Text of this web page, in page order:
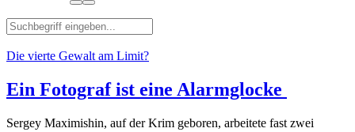
Die vierte Gewalt am Limit?
Ein Fotograf ist eine Alarmglocke
Sergey Maximishin, auf der Krim geboren, arbeitete fast zwei